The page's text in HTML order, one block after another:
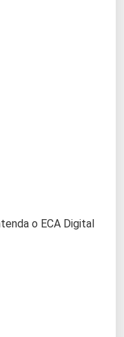
o ECA Digital